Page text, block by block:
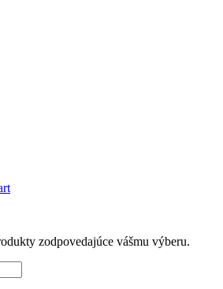
zodpovedajúce vášmu výberu.